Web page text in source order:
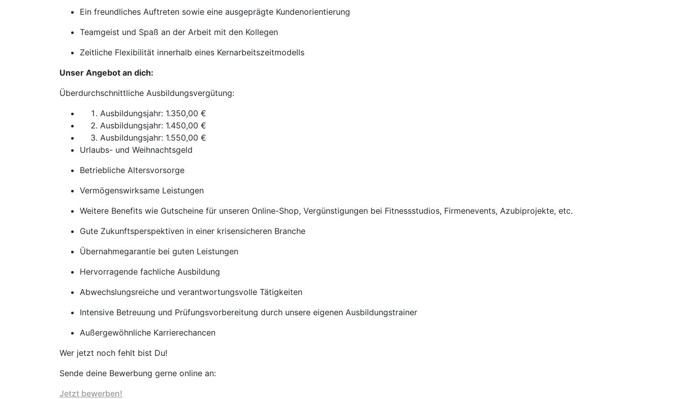
Ein freundliches Auftreten sowie eine ausgeprägte Kundenorientierung
Teamgeist und Spaß an der Arbeit mit den Kollegen
Zeitliche Flexibilität innerhalb eines Kernarbeitszeitmodells
Unser Angebot an dich:
Überdurchschnittliche Ausbildungsvergütung:
Ausbildungsjahr: 1.350,00 €
Ausbildungsjahr: 1.450,00 €
Ausbildungsjahr: 1.550,00 €
Urlaubs- und Weihnachtsgeld
Betriebliche Altersvorsorge
Vermögenswirksame Leistungen
Weitere Benefits wie Gutscheine für unseren Online-Shop, Vergünstigungen bei Fitnessstudios, Firmenevents, Azubiprojekte, etc.
Gute Zukunftsperspektiven in einer krisensicheren Branche
Übernahmegarantie bei guten Leistungen
Hervorragende fachliche Ausbildung
Abwechslungsreiche und verantwortungsvolle Tätigkeiten
Intensive Betreuung und Prüfungsvorbereitung durch unsere eigenen Ausbildungstrainer
Außergewöhnliche Karrierechancen
Wer jetzt noch fehlt bist Du!
Sende deine Bewerbung gerne online an:
Jetzt bewerben!